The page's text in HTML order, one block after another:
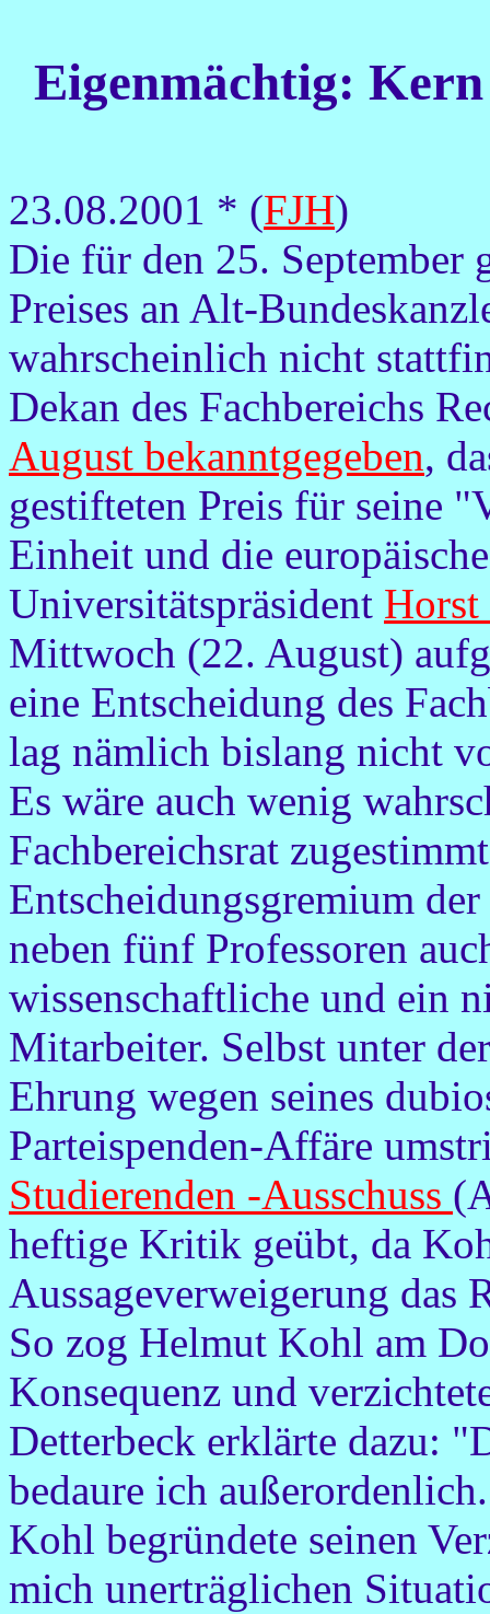
Eigenmächtig:
23.08.2001 * (FJH)
Die für den 25. September
Preises an Alt-
wahrscheinlich nicht
Dekan des Fachbereichs
August bekanntgegeben,
gestifteten Preis für seine
Einheit und die
Universitätspräsident
Mittwoch (22. August)
eine Entscheidung des
lag nämlich bislang nicht
Es wäre auch wenig
Fachbereichsrat
Entscheidungsgremium
neben fünf Professoren
wissenschaftliche und ein
Mitarbeiter. Selbst unter
Ehrung wegen seines
Parteispenden-Affäre
Studierenden -Ausschuss
heftige Kritik geübt, da
Aussageverweigerung das
So zog Helmut Kohl am
Konsequenz und
Detterbeck erklärte dazu:
bedaure ich
Kohl begründete seinen
mich unerträglichen